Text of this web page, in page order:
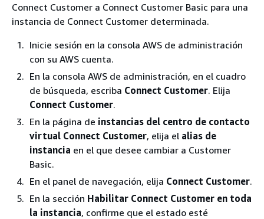
Connect Customer a Connect Customer Basic para una
instancia de Connect Customer determinada.
Inicie sesión en la consola AWS de administración
con su AWS cuenta.
En la consola AWS de administración, en el cuadro
de búsqueda, escriba Connect Customer. Elija
Connect Customer.
En la página de instancias del centro de contacto
virtual Connect Customer, elija el alias de
instancia en el que desee cambiar a Customer
Basic.
En el panel de navegación, elija Connect Customer.
En la sección Habilitar Connect Customer en toda
la instancia, confirme que el estado esté